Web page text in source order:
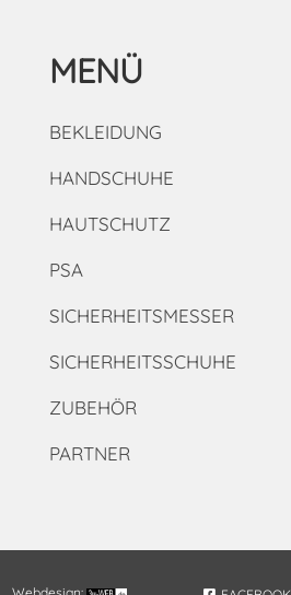
MENÜ
BEKLEIDUNG
HANDSCHUHE
HAUTSCHUTZ
PSA
SICHERHEITSMESSER
SICHERHEITSSCHUHE
ZUBEHÖR
PARTNER